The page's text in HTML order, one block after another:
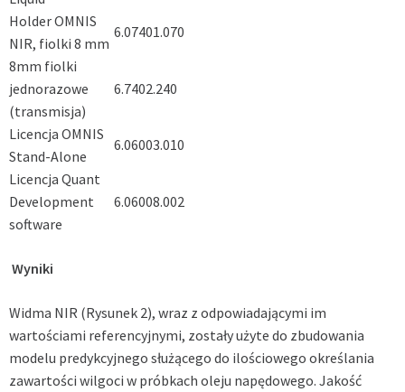
Holder OMNIS
NIR, fiolki 8 mm
6.07401.070
8mm fiolki
jednorazowe
(transmisja)
6.7402.240
Licencja OMNIS
Stand-Alone
6.06003.010
Licencja Quant
Development
software
6.06008.002
Wyniki
Widma NIR (Rysunek 2), wraz z odpowiadającymi im
wartościami referencyjnymi, zostały użyte do zbudowania
modelu predykcyjnego służącego do ilościowego określania
zawartości wilgoci w próbkach oleju napędowego. Jakość